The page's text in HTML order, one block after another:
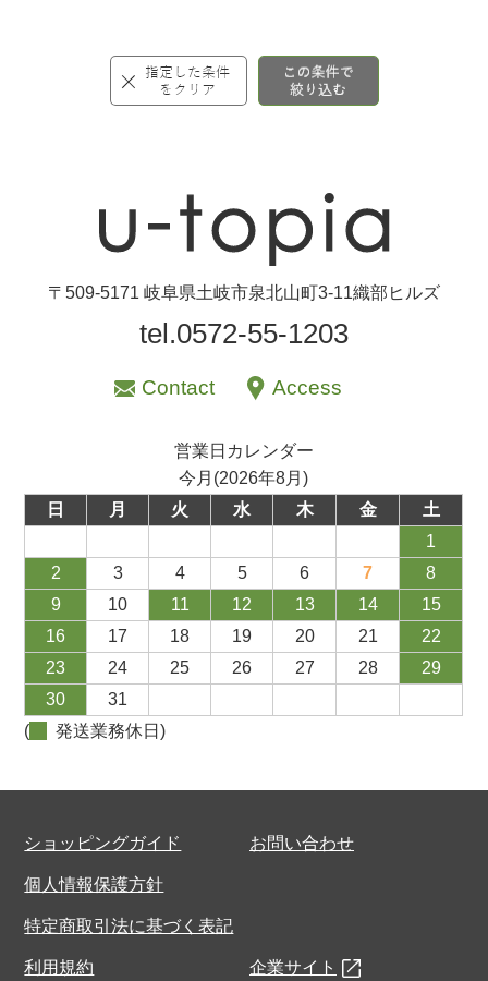
〒509-5171 岐阜県土岐市泉北山町3-11織部ヒルズ
tel.0572-55-1203
Contact Access
営業日カレンダー
今月(2026年8月)
日
月 火 水 木 金
土
1
2
3 4 5 6 7
8
9
10 11 12 13 14
15
16
17 18 19 20 21
22
23
24 25 26 27 28
29
30
31
(
発送業務休日)
ショッピングガイド お問い合わせ
個人情報保護方針
特定商取引法に基づく表記
利用規約 企業サイト